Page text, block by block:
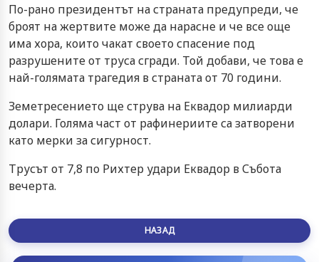
По-рано президентът на страната предупреди, че
броят на жертвите може да нарасне и че все още
има хора, които чакат своето спасение под
разрушените от труса сгради. Той добави, че това е
най-голямата трагедия в страната от 70 години.
Земетресението ще струва на Еквадор милиарди
долари. Голяма част от рафинериите са затворени
като мерки за сигурност.
Трусът от 7,8 по Рихтер удари Еквадор в Събота
вечерта.
НАЗАД